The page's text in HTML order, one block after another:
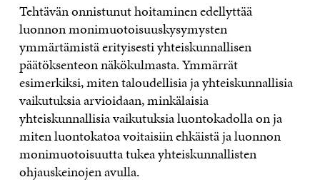
Tehtävän onnistunut hoitaminen edellyttää
luonnon monimuotoisuuskysymysten
ymmärtämistä erityisesti yhteiskunnallisen
päätöksenteon näkökulmasta. Ymmärrät
esimerkiksi, miten taloudellisia ja yhteiskunnallisia
vaikutuksia arvioidaan, minkälaisia
yhteiskunnallisia vaikutuksia luontokadolla on ja
miten luontokatoa voitaisiin ehkäistä ja luonnon
monimuotoisuutta tukea yhteiskunnallisten
ohjauskeinojen avulla.